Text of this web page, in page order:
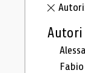
Autori